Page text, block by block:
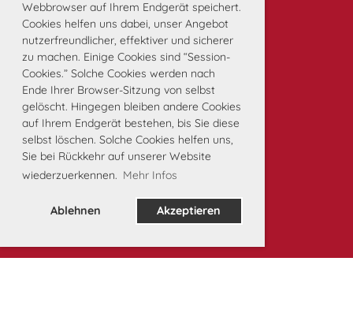
Webbrowser auf Ihrem Endgerät speichert.
Cookies helfen uns dabei, unser Angebot
nutzerfreundlicher, effektiver und sicherer
zu machen. Einige Cookies sind “Session-
Cookies.” Solche Cookies werden nach
Ende Ihrer Browser-Sitzung von selbst
gelöscht. Hingegen bleiben andere Cookies
auf Ihrem Endgerät bestehen, bis Sie diese
selbst löschen. Solche Cookies helfen uns,
Sie bei Rückkehr auf unserer Website
wiederzuerkennen. Mehr Infos
Ablehnen Akzeptieren